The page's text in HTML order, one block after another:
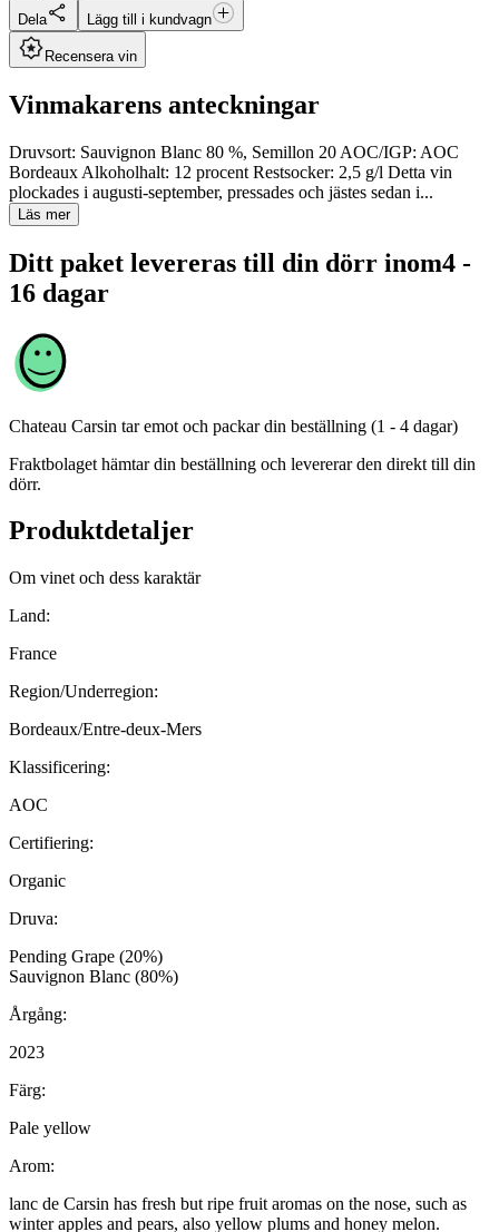
Dela Lägg till i kundvagn
Recensera vin
Vinmakarens anteckningar
Druvsort: Sauvignon Blanc 80 %, Semillon 20 AOC/IGP: AOC
Bordeaux Alkoholhalt: 12 procent Restsocker: 2,5 g/l Detta vin
plockades i augusti-september, pressades och jästes sedan i...
Läs mer
Ditt paket levereras till din dörr inom4 -
16 dagar
Chateau Carsin tar emot och packar din beställning (1 - 4 dagar)
Fraktbolaget hämtar din beställning och levererar den direkt till din
dörr.
Produktdetaljer
Om vinet och dess karaktär
Land:
France
Region/Underregion:
Bordeaux/Entre-deux-Mers
Klassificering:
AOC
Certifiering:
Organic
Druva:
Pending Grape (20%)
Sauvignon Blanc (80%)
Årgång:
2023
Färg:
Pale yellow
Arom:
lanc de Carsin has fresh but ripe fruit aromas on the nose, such as
winter apples and pears, also yellow plums and honey melon.